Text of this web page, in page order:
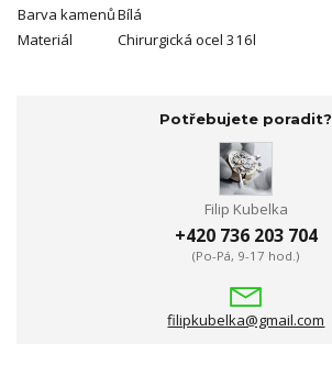
Barva kamenůBílá
Materiál
Chirurgická ocel 316l
Potřebujete poradit?
Filip Kubelka
+420 736 203 704
(Po-Pá, 9-17 hod.)
filipkubelka@gmail.com